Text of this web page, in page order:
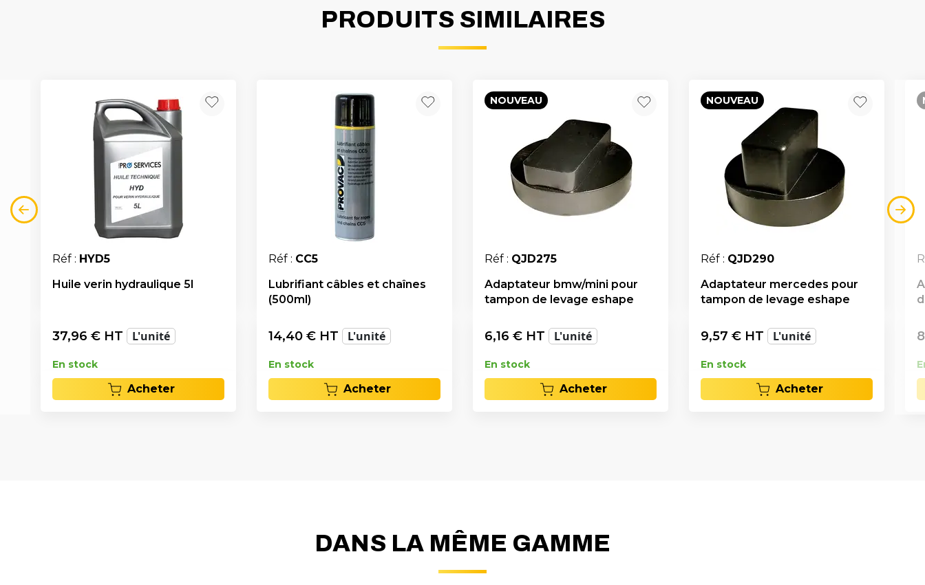
PRODUITS SIMILAIRES
Réf : HYD5
Huile verin hydraulique 5l
37,96 € HT L'unité
En stock
Acheter
Réf : CC5
Lubrifiant câbles et chaînes
(500ml)
14,40 € HT L'unité
En stock
Acheter
NOUVEAU
Réf : QJD275
Adaptateur bmw/mini pour
tampon de levage eshape
6,16 € HT L'unité
En stock
Acheter
NOUVEAU
Réf : QJD290
Adaptateur mercedes pour
tampon de levage eshape
9,57 € HT L'unité
En stock
Acheter
DANS LA MÊME GAMME